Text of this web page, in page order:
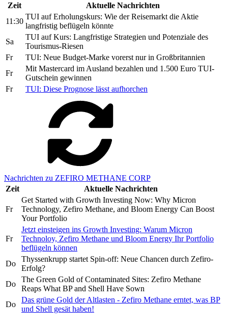
Zeit
Aktuelle Nachrichten
11:30
TUI auf Erholungskurs: Wie der Reisemarkt die Aktie
langfristig beflügeln könnte
Sa
TUI auf Kurs: Langfristige Strategien und Potenziale des
Tourismus-Riesen
Fr
TUI: Neue Budget-Marke vorerst nur in Großbritannien
Fr
Mit Mastercard im Ausland bezahlen und 1.500 Euro TUI-
Gutschein gewinnen
Fr
TUI: Diese Prognose lässt aufhorchen
Nachrichten zu ZEFIRO METHANE CORP
Zeit
Aktuelle Nachrichten
Fr
Get Started with Growth Investing Now: Why Micron
Technology, Zefiro Methane, and Bloom Energy Can Boost
Your Portfolio
Fr
Jetzt einsteigen ins Growth Investing: Warum Micron
Technoloy, Zefiro Methane und Bloom Energy Ihr Portfolio
beflügeln können
Do
Thyssenkrupp startet Spin-off: Neue Chancen durch Zefiro-
Erfolg?
Do
The Green Gold of Contaminated Sites: Zefiro Methane
Reaps What BP and Shell Have Sown
Do
Das grüne Gold der Altlasten - Zefiro Methane erntet, was BP
und Shell gesät haben!